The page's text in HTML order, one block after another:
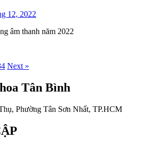
12, 2022
âm thanh năm 2022
Next »
Tân Bình
Phường Tân Sơn Nhất, TP.HCM